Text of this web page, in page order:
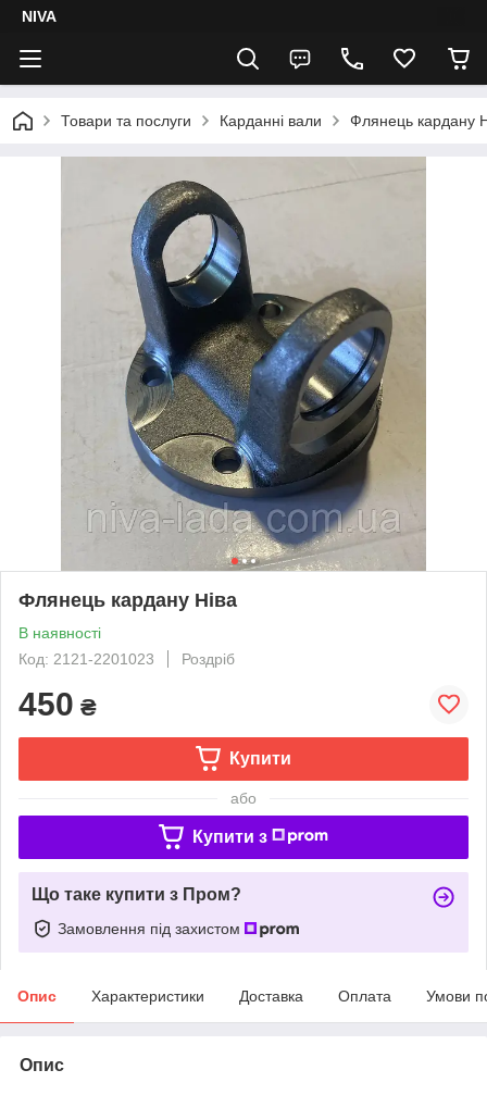
NIVA
Товари та послуги Карданні вали Флянець кардану
Флянець кардану Ніва
В наявності
Код: 2121-2201023
Роздріб
450 ₴
Купити
або
Купити з
Що таке купити з Пром?
Замовлення під захистом
Опис Характеристики Доставка Оплата Умови
Опис